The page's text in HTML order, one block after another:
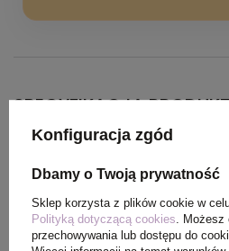
SPECYFIKACJA
Kolor
Materiał metal,
Konfiguracja zgód
Dbamy o Twoją prywatność
Sklep korzysta z plików cookie w
Polityką dotyczącą cookies .
przechowywania lub dostępu do